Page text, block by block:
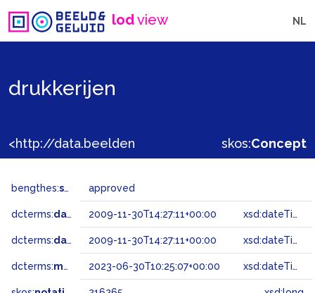
lodview NL
drukkerijen
skos:Concept
bengthes:status approved
dcterms:dateAccepted 2009-11-30T14:27:11+00:00 xsd:dateTime
dcterms:dateSubmitted 2009-11-30T14:27:11+00:00 xsd:dateTime
dcterms:modified 2023-06-30T10:25:07+00:00 xsd:dateTime